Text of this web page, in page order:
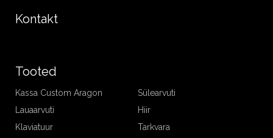
Kontakt
Tooted
Kassa Custom Aragon
Sülearvuti
Lauaarvuti
Hiir
Klaviatuur
Tarkvara